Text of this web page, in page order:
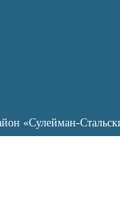
«Сулейман-